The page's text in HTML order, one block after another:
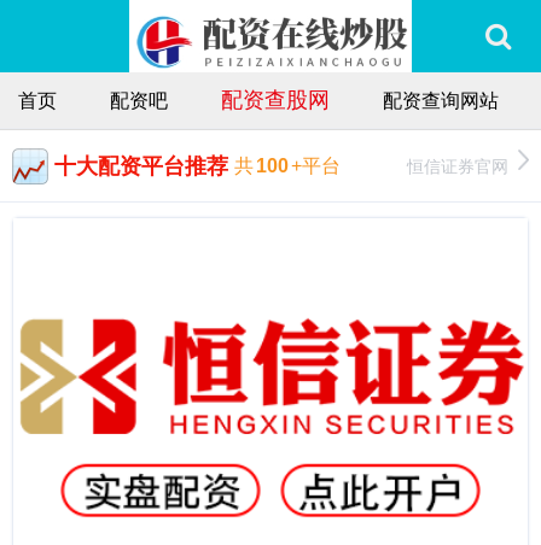
首页 配资吧 配资查股网 配资查询网站
十大配资平台推荐 共100+平台 恒信证券官网